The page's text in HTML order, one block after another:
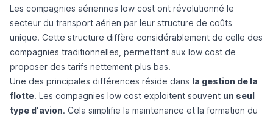
Les compagnies aériennes low cost ont révolutionné le
secteur du transport aérien par leur structure de coûts
unique. Cette structure diffère considérablement de celle des
compagnies traditionnelles, permettant aux low cost de
proposer des tarifs nettement plus bas.
Une des principales différences réside dans la gestion de la
flotte. Les compagnies low cost exploitent souvent un seul
type d'avion. Cela simplifie la maintenance et la formation du